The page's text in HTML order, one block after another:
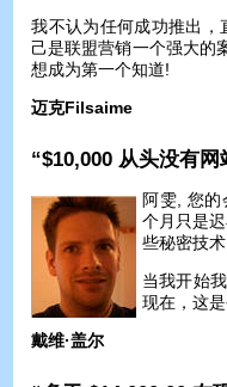
我不认为任何成功推出，
己是联盟营销一个强大的
想成为第一个知道!
迈克Filsaime
“$10,000 从头没有网
阿雯, 您
个月只是
些秘密技
当我开始
现在，这
戴维·盖尔